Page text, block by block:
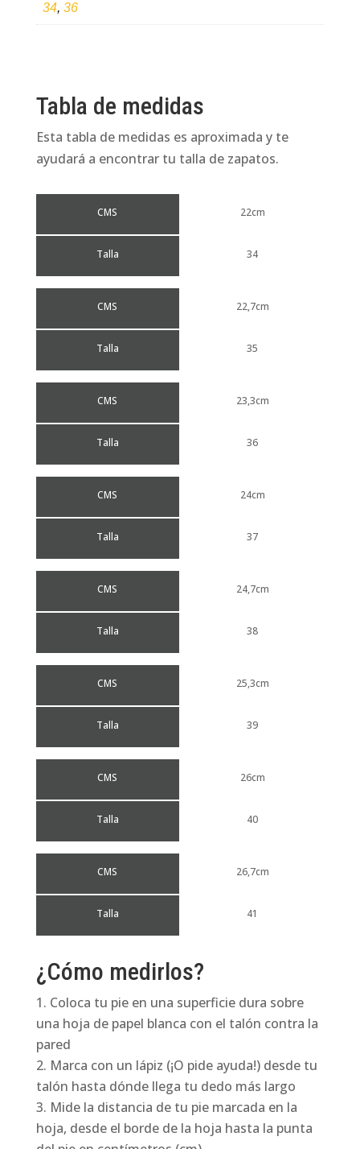
34, 36
Tabla de medidas
Esta tabla de medidas es aproximada y te
ayudará a encontrar tu talla de zapatos.
CMS
Talla
22cm
34
CMS
Talla
22,7cm
35
CMS
Talla
23,3cm
36
CMS
Talla
24cm
37
CMS
Talla
24,7cm
38
CMS
Talla
25,3cm
39
CMS
Talla
26cm
40
CMS
Talla
26,7cm
41
¿Cómo medirlos?
Coloca tu pie en una superficie dura sobre
una hoja de papel blanca con el talón contra la
pared
Marca con un lápiz (¡O pide ayuda!) desde tu
talón hasta dónde llega tu dedo más largo
Mide la distancia de tu pie marcada en la
hoja, desde el borde de la hoja hasta la punta